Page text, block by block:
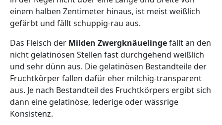
einem halben Zentimeter hinaus, ist meist weißlich
gefärbt und fällt schuppig-rau aus.
Das Fleisch der Milden Zwergknäuelingefällt an den
nicht gelatinösen Stellen fast durchgehend weißlich
und sehr dünn aus. Die gelatinösen Bestandteile der
Fruchtkörper fallen dafür eher milchig-transparent
aus. Je nach Bestandteil des Fruchtkörpers ergibt sich
dann eine gelatinöse, lederige oder wässrige
Konsistenz.